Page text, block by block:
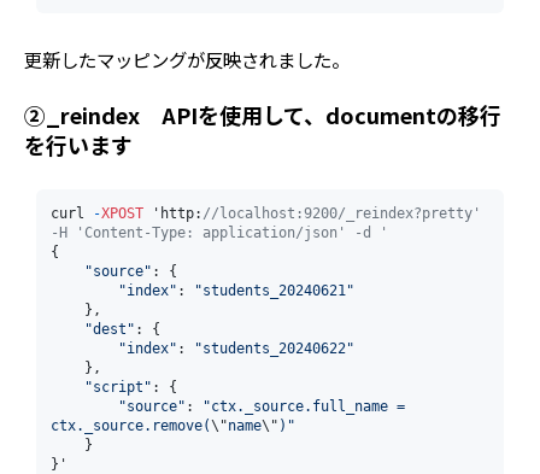
更新したマッピングが反映されました。
②_reindex APIを使用して、documentの移行
を行います
curl -XPOST 'http: //localhost:9200/_reindex?pretty'
-H 'Content-Type: application/json' -d '
{
"source" : {
"index" :
"students_20240621"
"dest" : {
"index" :
"students_20240622"
"script" : {
"source" :
"ctx._source.full_name =
ctx._source.remove(\"name\" )"
}'